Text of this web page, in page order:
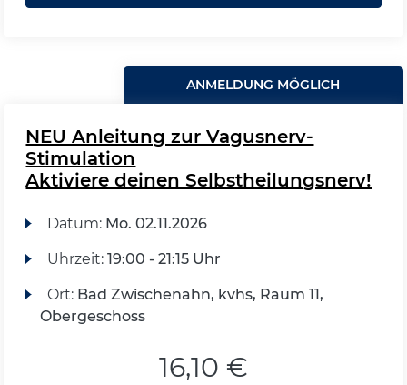
ANMELDUNG MÖGLICH
NEU Anleitung zur Vagusnerv-
Stimulation
Aktiviere deinen Selbstheilungsnerv!
Datum: Mo. 02.11.2026
Uhrzeit: 19:00 - 21:15 Uhr
Ort: Bad Zwischenahn, kvhs, Raum 11,
Obergeschoss
16,10 €